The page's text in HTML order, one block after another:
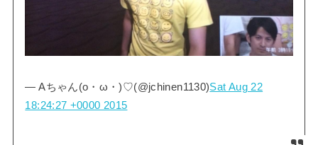
— Aちゃん(o・ω・)♡(@jchinen1130)Sat Aug 22
18:24:27 +0000 2015